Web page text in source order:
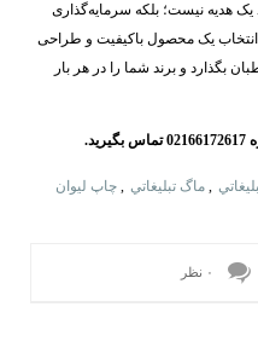
یک هدیه نیست؛ بلکه سرمایه‌گذاری
یک محصول باکیفیت و طراحی
بگذارد و برند شما را در هر بار
, ماگ تبليغاتي , چاپ ليوان